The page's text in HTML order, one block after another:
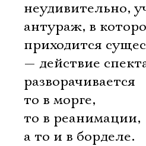
неудивительно,
антураж, в
приходится
— действие
разворачивается
то в морге,
то в реанимации,
а то и в борделе.